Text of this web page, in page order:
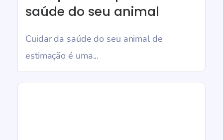
saúde do seu animal
Cuidar da saúde do seu animal de
estimação é uma...